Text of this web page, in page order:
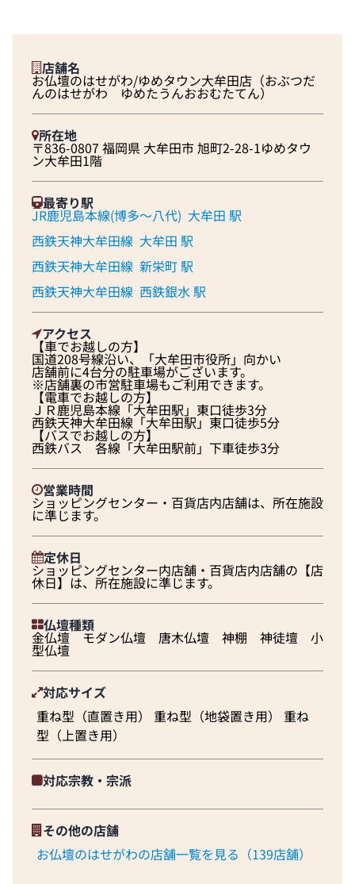
店舗名
お仏壇のはせがわ/ゆめタウン大牟田店（おぶつだ
んのはせがわ ゆめたうんおおむたてん）
所在地
〒836-0807 福岡県 大牟田市 旭町2-28-1ゆめタウ
ン大牟田1階
最寄り駅
JR鹿児島本線(博多～八代) 大牟田 駅
西鉄天神大牟田線 大牟田 駅
西鉄天神大牟田線 新栄町 駅
西鉄天神大牟田線 西鉄銀水 駅
アクセス
【車でお越しの方】
国道208号線沿い、「大牟田市役所」向かい
店舗前に4台分の駐車場がございます。
※店舗裏の市営駐車場もご利用できます。
【電車でお越しの方】
ＪＲ鹿児島本線「大牟田駅」東口徒歩3分
西鉄天神大牟田線「大牟田駅」東口徒歩5分
【バスでお越しの方】
西鉄バス 各線「大牟田駅前」下車徒歩3分
営業時間
ショッピングセンター・百貨店内店舗は、所在施設
に準じます。
定休日
ショッピングセンター内店舗・百貨店内店舗の【店
休日】は、所在施設に準じます。
仏壇種類
金仏壇 モダン仏壇 唐木仏壇 神棚 神徒壇 小
型仏壇
対応サイズ
重ね型（直置き用） 重ね型（地袋置き用） 重ね
型（上置き用）
対応宗教・宗派
その他の店舗
お仏壇のはせがわの店舗一覧を見る（139店舗）